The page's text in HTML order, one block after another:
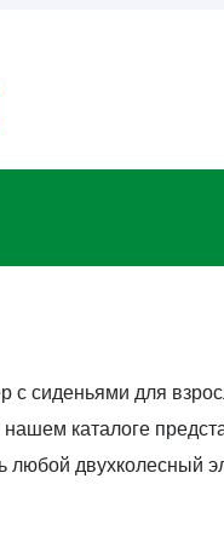
с сиденьями для
каталоге
двухколесный